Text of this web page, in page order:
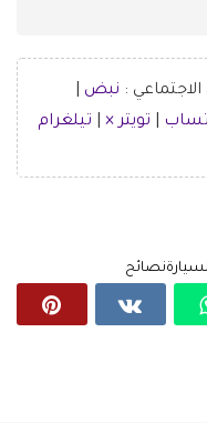
: نبض
تويتر × تيلغرام
نصائح